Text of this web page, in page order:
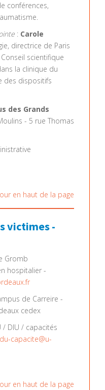
conférences,
: Carole
directrice de Paris
scientifique
la clinique du
des dispositifs
des Grands
- 5 rue Thomas
en haut de la page
victimes -
Gromb
hospitalier -
de Carreire -
cedex
/ DIU / capacités
capacite@u-
en haut de la page